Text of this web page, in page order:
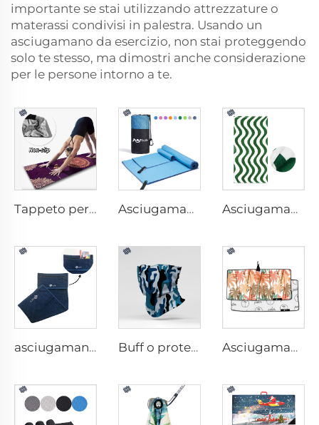
importante se stai utilizzando attrezzature o
materassi condivisi in palestra. Usando un
asciugamano da esercizio, non stai proteggendo
solo te stesso, ma dimostri anche considerazione
per le persone intorno a te.
Tappeto per Yoga con Asciugamano Asciugamano sportivo in microfibra Asciugamano da Spiaggia in Cotone
asciugamano da palestra con tasca Buff o protezione per collo Asciugamano da golf stampato